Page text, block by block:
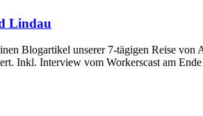
Lindau
Blogartikel unserer 7-tägigen Reise von
Inkl. Interview vom Workerscast am